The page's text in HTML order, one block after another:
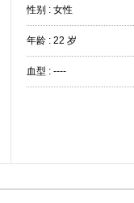
性别 : 女性
年龄 : 22 岁
血型 : ----